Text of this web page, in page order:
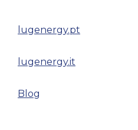
lugenergy.pt
lugenergy.it
Blog